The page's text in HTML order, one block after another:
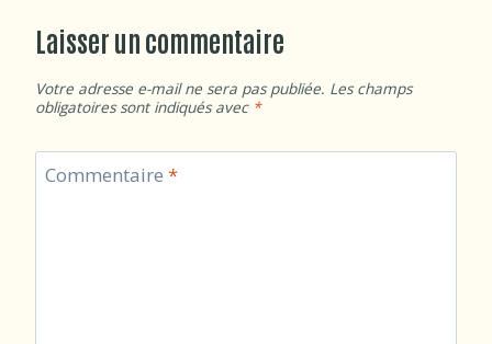
Laisser un commentaire
Votre adresse e-mail ne sera pas publiée. Les champs
obligatoires sont indiqués avec *
Commentaire *